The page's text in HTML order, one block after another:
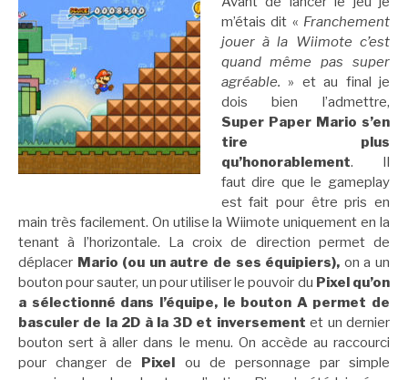
m’étais dit « Franchement
jouer à la Wiimote c’est
quand même pas super
agréable. » et au final je
dois bien l’admettre,
Super Paper Mario s’en
tire plus
qu’honorablement. Il
faut dire que le gameplay
est fait pour être pris en
main très facilement. On utilise la Wiimote uniquement en la
tenant à l’horizontale. La croix de direction permet de
déplacer Mario (ou un autre de ses équipiers), on a un
bouton pour sauter, un pour utiliser le pouvoir du Pixel qu’on
a sélectionné dans l’équipe, le bouton A permet de
basculer de la 2D à la 3D et inversement et un dernier
bouton sert à aller dans le menu. On accède au raccourci
pour changer de Pixel ou de personnage par simple